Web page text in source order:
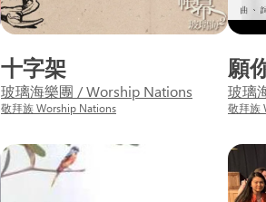
十字架
玻璃海樂團 / Worship Nations
敬拜族 Worship Nations
願
玻璃
敬拜族